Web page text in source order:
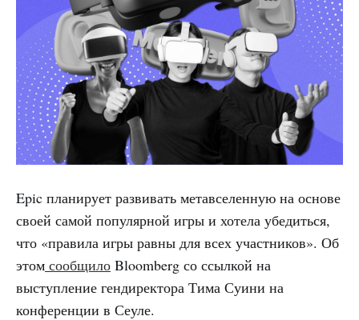
Epic планирует развивать метавселенную на основе
своей самой популярной игры и хотела убедиться,
что «правила игры равны для всех участников». Об
этом сообщило Bloomberg со ссылкой на
выступление гендиректора Тима Суини на
конференции в Сеуле.